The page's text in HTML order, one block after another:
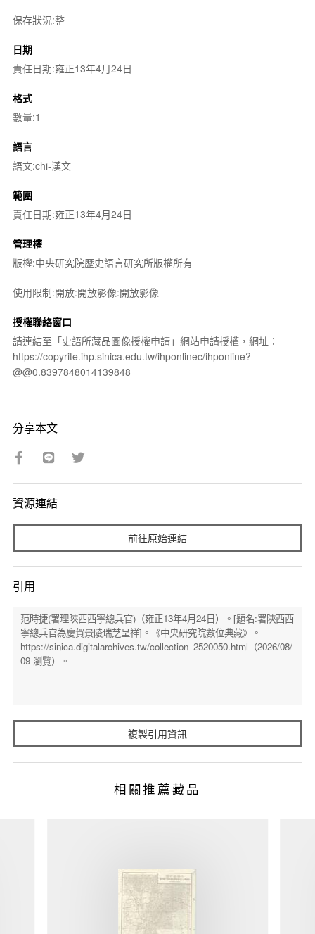
保存狀況:整
日期
責任日期:雍正13年4月24日
格式
數量:1
語言
語文:chi-漢文
範圍
責任日期:雍正13年4月24日
管理權
版權:中央研究院歷史語言研究所版權所有
使用限制:開放:開放影像:開放影像
授權聯絡窗口
請連結至「史語所藏品圖像授權申請」網站申請授權，網址：
https://copyrite.ihp.sinica.edu.tw/ihponlinec/ihponline?
@@0.8397848014139848
分享本文
資源連結
前往原始連結
引用
複製引用資訊
相關推薦藏品